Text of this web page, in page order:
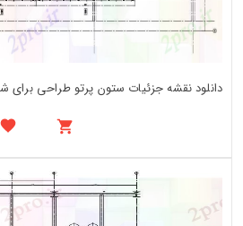
دانلود نقشه جزئیات ستون پرتو طراحی برای